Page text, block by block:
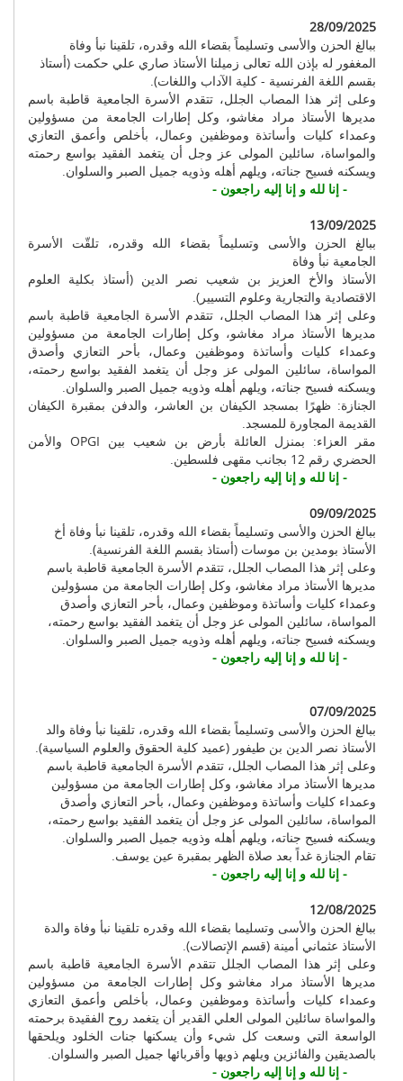
28/09/2025
ببالغ الحزن والأسى وتسليماً بقضاء الله وقدره، تلقينا نبأ وفاة
المغفور له بإذن الله تعالى زميلنا الأستاذ صاري علي حكمت (أستاذ
بقسم اللغة الفرنسية - كلية الآداب واللغات).
وعلى إثر هذا المصاب الجلل، تتقدم الأسرة الجامعية قاطبة باسم
مديرها الأستاذ مراد مغاشو، وكل إطارات الجامعة من مسؤولين
وعمداء كليات وأساتذة وموظفين وعمال، بأخلص وأعمق التعازي
والمواساة، سائلين المولى عز وجل أن يتغمد الفقيد بواسع رحمته
ويسكنه فسيح جناته، ويلهم أهله وذويه جميل الصبر والسلوان.
- إنا لله و إنا إليه راجعون -
13/09/2025
ببالغ الحزن والأسى وتسليماً بقضاء الله وقدره، تلقّت الأسرة
الجامعية نبأ وفاة
الأستاذ والأخ العزيز بن شعيب نصر الدين (أستاذ بكلية العلوم
الاقتصادية والتجارية وعلوم التسيير).
وعلى إثر هذا المصاب الجلل، تتقدم الأسرة الجامعية قاطبة باسم
مديرها الأستاذ مراد مغاشو، وكل إطارات الجامعة من مسؤولين
وعمداء كليات وأساتذة وموظفين وعمال، بأحر التعازي وأصدق
المواساة، سائلين المولى عز وجل أن يتغمد الفقيد بواسع رحمته،
ويسكنه فسيح جناته، ويلهم أهله وذويه جميل الصبر والسلوان.
الجنازة: ظهرًا بمسجد الكيفان بن العاشر، والدفن بمقبرة الكيفان
القديمة المجاورة للمسجد.
مقر العزاء: بمنزل العائلة بأرض بن شعيب بين OPGI والأمن
الحضري رقم 12 بجانب مقهى فلسطين.
- إنا لله و إنا إليه راجعون -
09/09/2025
ببالغ الحزن والأسى وتسليماً بقضاء الله وقدره، تلقينا نبأ وفاة أخ
الأستاذ بومدين بن موسات (أستاذ بقسم اللغة الفرنسية).
وعلى إثر هذا المصاب الجلل، تتقدم الأسرة الجامعية قاطبة باسم
مديرها الأستاذ مراد مغاشو، وكل إطارات الجامعة من مسؤولين
وعمداء كليات وأساتذة وموظفين وعمال، بأحر التعازي وأصدق
المواساة، سائلين المولى عز وجل أن يتغمد الفقيد بواسع رحمته،
ويسكنه فسيح جناته، ويلهم أهله وذويه جميل الصبر والسلوان.
- إنا لله و إنا إليه راجعون -
07/09/2025
ببالغ الحزن والأسى وتسليماً بقضاء الله وقدره، تلقينا نبأ وفاة والد
الأستاذ نصر الدين بن طيفور (عميد كلية الحقوق والعلوم السياسية).
وعلى إثر هذا المصاب الجلل، تتقدم الأسرة الجامعية قاطبة باسم
مديرها الأستاذ مراد مغاشو، وكل إطارات الجامعة من مسؤولين
وعمداء كليات وأساتذة وموظفين وعمال، بأحر التعازي وأصدق
المواساة، سائلين المولى عز وجل أن يتغمد الفقيد بواسع رحمته،
ويسكنه فسيح جناته، ويلهم أهله وذويه جميل الصبر والسلوان.
تقام الجنازة غداً بعد صلاة الظهر بمقبرة عين يوسف.
- إنا لله و إنا إليه راجعون -
12/08/2025
ببالغ الحزن والأسى وتسليما بقضاء الله وقدره تلقينا نبأ وفاة والدة
الأستاذ عثماني أمينة (قسم الإتصالات).
وعلى إثر هذا المصاب الجلل تتقدم الأسرة الجامعية قاطبة باسم
مديرها الأستاذ مراد مغاشو وكل إطارات الجامعة من مسؤولين
وعمداء كليات وأساتذة وموظفين وعمال، بأخلص وأعمق التعازي
والمواساة سائلين المولى العلي القدير أن يتغمد روح الفقيدة برحمته
الواسعة التي وسعت كل شيء وأن يسكنها جنات الخلود ويلحقها
بالصديقين والفائزين ويلهم ذويها وأقربائها جميل الصبر والسلوان.
- إنا لله و إنا إليه راجعون -